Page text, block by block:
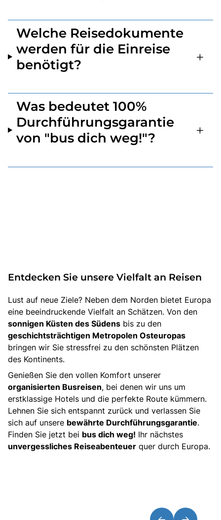
Welche Reisedokumente
werden für die Einreise
benötigt?
Was bedeutet 100%
Durchführungsgarantie
von "bus dich weg!"?
Entdecken Sie unsere Vielfalt an Reisen
Lust auf neue Ziele? Neben dem Norden bietet Europa
eine beeindruckende Vielfalt an Schätzen. Von den
sonnigen Küsten des Südens bis zu den
geschichtsträchtigen Metropolen Osteuropas
bringen wir Sie stressfrei zu den schönsten Plätzen
des Kontinents.
Genießen Sie den vollen Komfort unserer
organisierten Busreisen, bei denen wir uns um
erstklassige Hotels und die perfekte Route kümmern.
Lehnen Sie sich entspannt zurück und verlassen Sie
sich auf unsere bewährte Durchführungsgarantie.
Finden Sie jetzt bei bus dich weg! Ihr nächstes
unvergessliches Reiseabenteuer quer durch Europa.